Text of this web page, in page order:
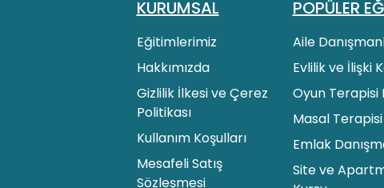
KURUMSAL
Eğitimlerimiz
Hakkımızda
Gizlilik İlkesi ve Çerez
Politikası
Kullanım Koşulları
Mesafeli Satış
Sözleşmesi
POPÜLER
Aile
Evlilik ve İlişki
Oyun Terapisi
Masal
Emlak
Site ve